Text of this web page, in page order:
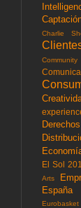
Charlie
Derechos
El Sol
Arts
España
Eurobasket